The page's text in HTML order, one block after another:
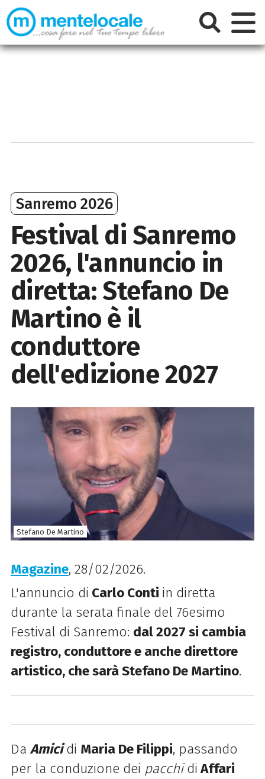
Festival di Sanremo
2026, l'annuncio in
diretta: Stefano De
Martino è il
conduttore
dell'edizione 2027
Sanremo 2026
Stefano De Martino
Magazine, 28/02/2026.
L'annuncio di Carlo Conti in diretta
durante la serata finale del 76esimo
Festival di Sanremo: dal 2027 si cambia
registro, conduttore e anche direttore
artistico, che sarà Stefano De Martino.
Da Amicidi Maria De Filippi, passando
per la conduzione dei pacchidi Affari